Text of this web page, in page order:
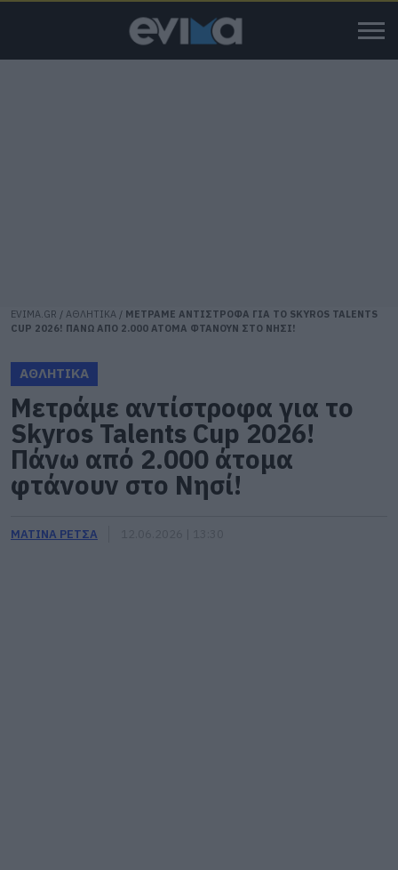
EVIMA.GR / ΑΘΛΗΤΙΚΑ / ΜΕΤΡΑΜΕ ΑΝΤΙΣΤΡΟΦΑ ΓΙΑ ΤΟ SKYROS TALENTS
CUP 2026! ΠΑΝΩ ΑΠΟ 2.000 ΑΤΟΜΑ ΦΤΑΝΟΥΝ ΣΤΟ ΝΗΣΙ!
ΑΘΛΗΤΙΚΑ
Μετράμε αντίστροφα για το
Skyros Talents Cup 2026!
Πάνω από 2.000 άτομα
φτάνουν στο Νησί!
ΜΑΤΙΝΑ ΡΕΤΣΑ